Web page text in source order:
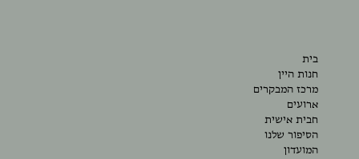
בית
חנות היין
מרכז המבקרים
ארועים
חבית אישית
הסיפור שלנו
המועדון